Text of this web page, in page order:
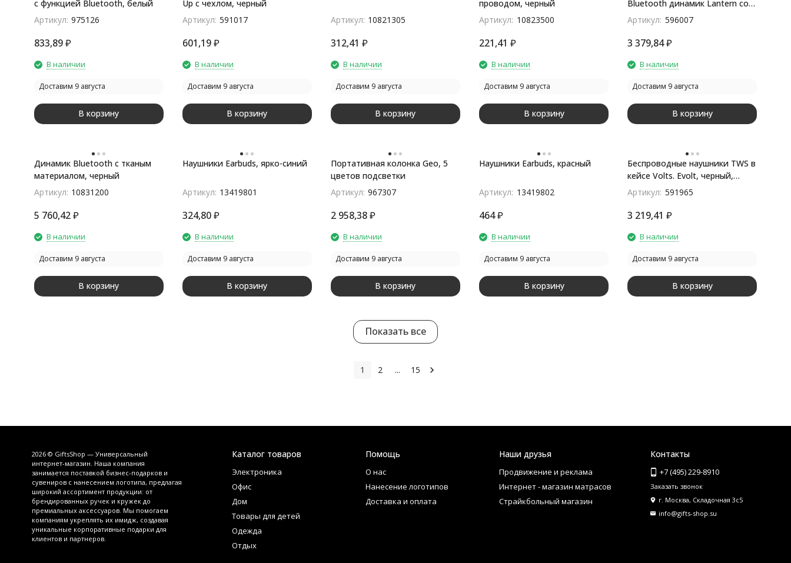
с функцией Bluetooth, белый
Артикул: 975126
833,89 ₽
В наличии
Доставим 9 августа
В корзину
Up с чехлом, черный
Артикул: 591017
601,19₽
В наличии
Доставим 9 августа
В корзину
Артикул: 10821305
312,41 ₽
В наличии
Доставим 9 августа
В корзину
проводом, черный
Артикул: 10823500
221,41 ₽
В наличии
Доставим 9 августа
В корзину
Bluetooth динамик Lantern со
встроенным светильником
Артикул: 596007
3 379,84₽
В наличии
Доставим 9 августа
В корзину
Динамик Bluetooth с тканым
материалом, черный
Артикул: 10831200
5 760,42 ₽
В наличии
Доставим 9 августа
В корзину
Наушники Earbuds, ярко-синий
Артикул: 13419801
324,80₽
В наличии
Доставим 9 августа
В корзину
Портативная колонка Geo, 5
цветов подсветки
Артикул: 967307
2 958,38₽
В наличии
Доставим 9 августа
В корзину
Наушники Earbuds, красный
Артикул: 13419802
464₽
В наличии
Доставим 9 августа
В корзину
Беспроводные наушники TWS в
кейсе Volts. Evolt, черный,
пластик
Артикул: 591965
3 219,41 ₽
В наличии
Доставим 9 августа
В корзину
Показать все
1 2 ... 15
2026 © GiftsShop — Универсальный
интернет-магазин. Наша компания
занимается поставкой бизнес-подарков и
сувениров с нанесением логотипа, предлагая
широкий ассортимент продукции: от
брендированных ручек и кружек до
премиальных аксессуаров. Мы помогаем
компаниям укреплять их имидж, создавая
уникальные корпоративные подарки для
клиентов и партнеров.
Каталог товаров
Электроника
Офис
Дом
Товары для детей
Одежда
Отдых
Помощь
О нас
Нанесение логотипов
Доставка и оплата
Наши друзья
Продвижение и реклама
Интернет - магазин матрасов
Страйкбольный магазин
Контакты
+7 (495) 229-8910
Заказать звонок
г. Москва, Складочная 3с5
info@gifts-shop.su